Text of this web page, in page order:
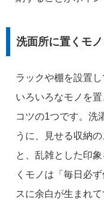
洗面所に置くモ
ラックや棚を設置
いろいろなモノを
コツの1つです。洗
うに、見せる収納
と、乱雑とした印
くモノは「毎日必
スに余白が生まれ